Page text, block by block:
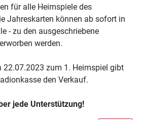
für alle Heimspiele des
Jahreskarten können ab sofort in
- zu den ausgeschriebene
werden.
22.07.2023 zum 1. Heimspiel gibt
den Verkauf.
jede Unterstützung!